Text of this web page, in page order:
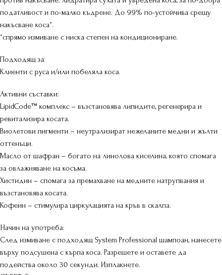
податливост и по-малко къдрене. До 99% по-устойчива срещу
накъсване коса*.
*спрямо измиване с ниска степен на кондициониране.
Подходящ за:
Клиенти с руса и/или побеляла коса.
Активни съставки:
LipidCode™ комплекс – възстановява липидите, регенерира и
ревитализира косата.
Виолетови пигменти – неутрализират нежеланите медни и жълти
оттенъци.
Масло от шафран – богато на линолова киселина, която спомага
за овлажняване на косъма.
Хистидин – спомага за премахване на медните натрупвания и
възстановява косата.
Кофеин – стимулира циркулацията на кръв в скалпа.
Начин на употреба:
След измиване с подходящ System Professional шампоан, нанесете
върху подсушена с кърпа коса. Разрешете и оставете да
подейства около 30 секунди. Изплакнете.